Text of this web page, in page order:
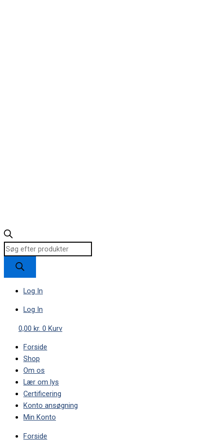
Log In
Log In
0,00 kr. 0 Kurv
Forside
Shop
Om os
Lær om lys
Certificering
Konto ansøgning
Min Konto
Forside